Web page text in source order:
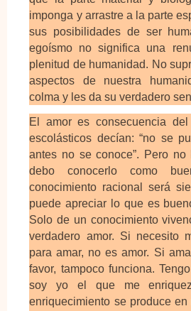
imponga y arrastre a la parte
sus posibilidades de ser
egoísmo no significa una
plenitud de humanidad. No
aspectos de nuestra
colma y les da su verdadero
El amor es consecuencia
escolásticos decían: “no se
antes no se conoce”. Pero no
debo conocerlo como
conocimiento racional será
puede apreciar lo que es
Solo de un conocimiento
verdadero amor. Si necesito
para amar, no es amor. Si
favor, tampoco funciona.
soy yo el que me
enriquecimiento se produce